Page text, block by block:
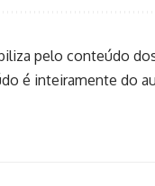
pelo conteúdo
é inteiramente do